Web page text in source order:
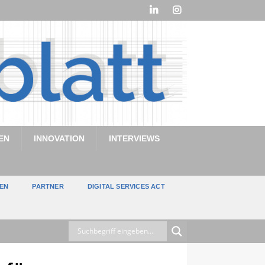
INNOVATION INTERVIEWS
PARTNER DIGITAL SERVICES ACT